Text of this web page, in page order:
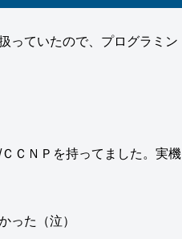
っていたので、プログラミン
ＣＮＰを持ってました。実機
った（泣）